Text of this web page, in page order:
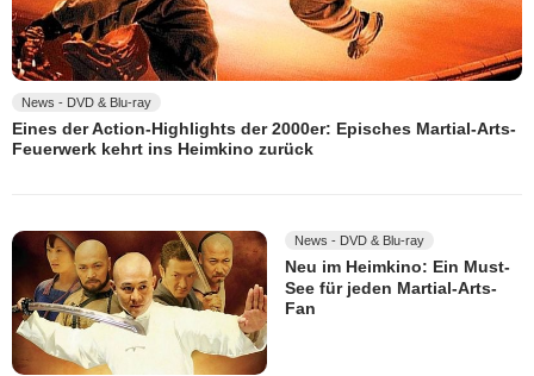
News - DVD & Blu-ray
Eines der Action-Highlights der 2000er: Episches Martial-Arts-
Feuerwerk kehrt ins Heimkino zurück
News - DVD & Blu-ray
Neu im Heimkino: Ein Must-
See für jeden Martial-Arts-
Fan